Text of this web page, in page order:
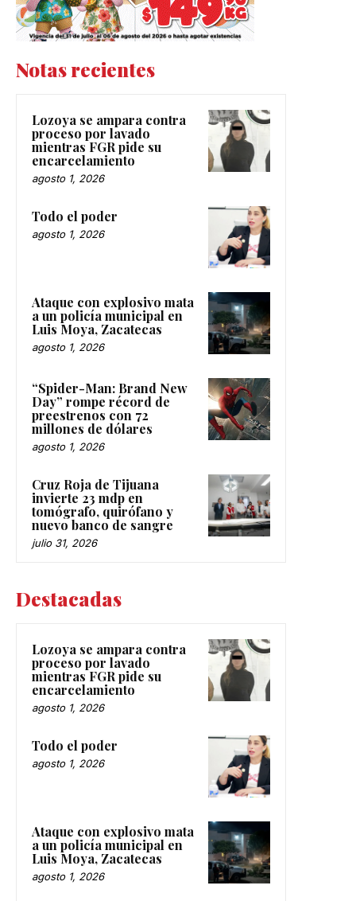
Notas recientes
Lozoya se ampara contra
proceso por lavado
mientras FGR pide su
encarcelamiento
agosto 1, 2026
Todo el poder
agosto 1, 2026
Ataque con explosivo mata
a un policía municipal en
Luis Moya, Zacatecas
agosto 1, 2026
“Spider-Man: Brand New
Day” rompe récord de
preestrenos con 72
millones de dólares
agosto 1, 2026
Cruz Roja de Tijuana
invierte 23 mdp en
tomógrafo, quirófano y
nuevo banco de sangre
julio 31, 2026
Destacadas
Lozoya se ampara contra
proceso por lavado
mientras FGR pide su
encarcelamiento
agosto 1, 2026
Todo el poder
agosto 1, 2026
Ataque con explosivo mata
a un policía municipal en
Luis Moya, Zacatecas
agosto 1, 2026